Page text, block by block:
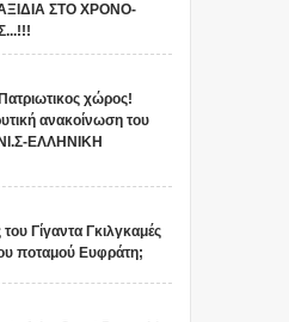
ΣΤΟ ΧΡΟΝΟ-
χώρος!
ανακοίνωση του
ΕΛΛΗΝΙΚΗ
Γίγαντα Γκιλγκαμές
ποταμού Ευφράτη;